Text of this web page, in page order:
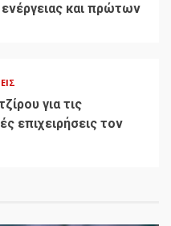
και πρώτων
για τις
επιχειρήσεις τον